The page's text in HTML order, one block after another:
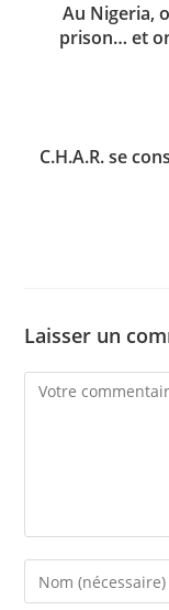
Au Nigeria,
prison… et
C.H.A.R. se
Laisser un